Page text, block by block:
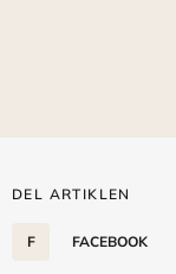
DEL ARTIKLEN
F FACEBOOK